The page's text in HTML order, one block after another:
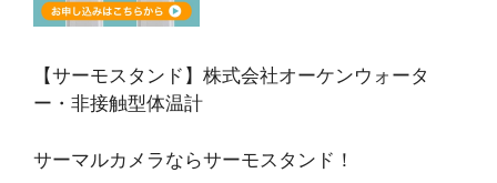
【サーモスタンド】株式会社オーケンウォータ
ー・非接触型体温計
サーマルカメラならサーモスタンド！